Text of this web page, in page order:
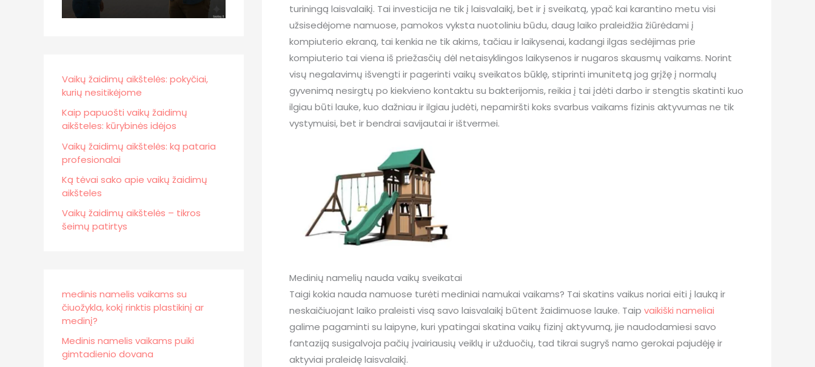
Vaikų žaidimų aikštelės: pokyčiai,
kurių nesitikėjome
Kaip papuošti vaikų žaidimų
aikšteles: kūrybinės idėjos
Vaikų žaidimų aikštelės: ką pataria
profesionalai
Ką tėvai sako apie vaikų žaidimų
aikšteles
Vaikų žaidimų aikštelės – tikros
šeimų patirtys
medinis namelis vaikams su
čiuožykla, kokį rinktis plastikinį ar
medinį?
Medinis namelis vaikams puiki
gimtadienio dovana
turiningą laisvalaikį. Tai investicija ne tik į laisvalaikį, bet ir į sveikatą, ypač kai karantino metu visi
užsisedėjome namuose, pamokos vyksta nuotoliniu būdu, daug laiko praleidžia žiūrėdami į
kompiuterio ekraną, tai kenkia ne tik akims, tačiau ir laikysenai, kadangi ilgas sedėjimas prie
kompiuterio tai viena iš priežasčių dėl netaisyklingos laikysenos ir nugaros skausmų vaikams. Norint
visų negalavimų išvengti ir pagerinti vaikų sveikatos būklę, stiprinti imunitetą jog grįžę į normalų
gyvenimą nesirgtų po kiekvieno kontaktu su bakterijomis, reikia į tai įdėti darbo ir stengtis skatinti kuo
ilgiau būti lauke, kuo dažniau ir ilgiau judėti, nepamiršti koks svarbus vaikams fizinis aktyvumas ne tik
vystymuisi, bet ir bendrai savijautai ir ištvermei.
Medinių namelių nauda vaikų sveikatai
Taigi kokia nauda namuose turėti mediniai namukai vaikams? Tai skatins vaikus noriai eiti į lauką ir
neskaičiuojant laiko praleisti visą savo laisvalaikį būtent žaidimuose lauke. Taip vaikiški nameliai
galime pagaminti su laipyne, kuri ypatingai skatina vaikų fizinį aktyvumą, jie naudodamiesi savo
fantaziją susigalvoja pačių įvairiausių veiklų ir užduočių, tad tikrai sugryš namo gerokai pajudėję ir
aktyviai praleidę laisvalaikį.